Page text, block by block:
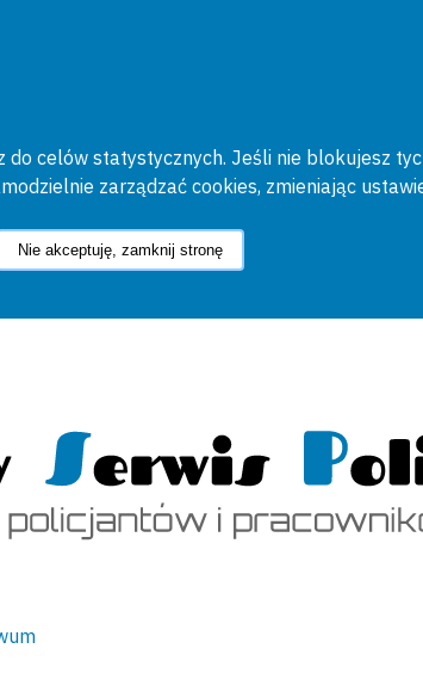
celów statystycznych. Jeśli nie blokujesz
zarządzać cookies, zmieniając
Nie akceptuję, zamknij stronę